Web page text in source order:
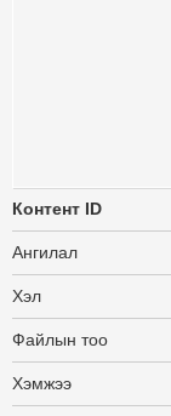
Контент ID
Ангилал
Хэл
Файлын тоо
Хэмжээ